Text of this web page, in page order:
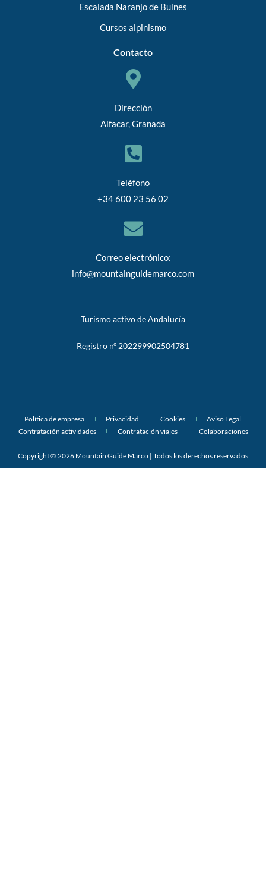
Escalada Naranjo de Bulnes
Cursos alpinismo
Contacto
Dirección
Alfacar, Granada
Teléfono
+34 600 23 56 02
Correo electrónico:
info@mountainguidemarco.com
Turismo activo de Andalucía
Registro nº 202299902504781
Política de empresa Privacidad Cookies
Aviso Legal
Contratación actividades
Contratación viajes Colaboraciones
Copyright © 2026 Mountain Guide Marco | Todos los derechos reservados